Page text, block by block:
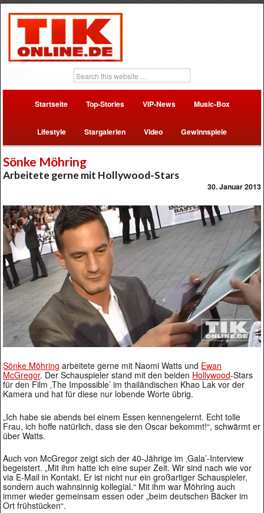
Startseite Top-Stories VIP-News Music-Box
Lifestyle Stargalerien Video Gewinnspiele
Sönke Möhring
Arbeitete gerne mit Hollywood-Stars
30. Januar 2013
Sönke Möhring arbeitete gerne mit Naomi Watts und Ewan
McGregor. Der Schauspieler stand mit den beiden Hollywood-Stars
für den Film ‚The Impossible’ im thailändischen Khao Lak vor der
Kamera und hat für diese nur lobende Worte übrig.
„Ich habe sie abends bei einem Essen kennengelernt. Echt tolle
Frau, ich hoffe natürlich, dass sie den Oscar bekommt!“, schwärmt er
über Watts.
Auch von McGregor zeigt sich der 40-Jährige im ‚Gala’-Interview
begeistert. „Mit ihm hatte ich eine super Zeit. Wir sind nach wie vor
via E-Mail in Kontakt. Er ist nicht nur ein großartiger Schauspieler,
sondern auch wahnsinnig kollegial.“ Mit ihm war Möhring auch
immer wieder gemeinsam essen oder „beim deutschen Bäcker im
Ort frühstücken“.